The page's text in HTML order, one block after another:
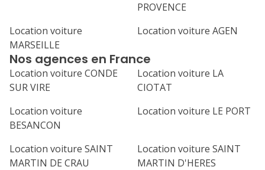
PROVENCE
Location voiture
MARSEILLE
Location voiture AGEN
Nos agences en France
Location voiture CONDE
SUR VIRE
Location voiture LA
CIOTAT
Location voiture
BESANCON
Location voiture LE PORT
Location voiture SAINT
MARTIN DE CRAU
Location voiture SAINT
MARTIN D'HERES